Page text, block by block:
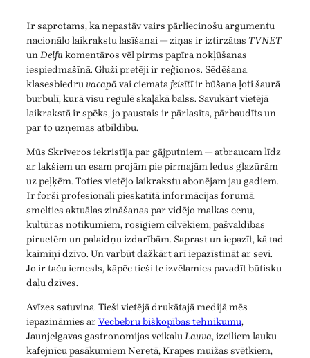
Ir saprotams, ka nepastāv vairs pārliecinošu argumentu
nacionālo laikrakstu lasīšanai — ziņas ir iztirzātas TVNET
unDelfukomentāros vēl pirms papīra nokļūšanas
iespiedmašīnā. Gluži pretēji ir reģionos. Sēdēšana
klasesbiedruvacapāvai ciematafeisītīir būšana ļoti šaurā
burbulī, kurā visu regulē skaļākā balss. Savukārt vietējā
laikrakstā ir spēks, jo paustais ir pārlasīts, pārbaudīts un
par to uzņemas atbildību.
Mūs Skrīveros iekristīja par gājputniem — atbraucam līdz
ar lakšiem un esam projām pie pirmajām ledus glazūrām
uz peļķēm. Toties vietējo laikrakstu abonējam jau gadiem.
Ir forši profesionāli pieskatītā informācijas forumā
smelties aktuālas zināšanas par vidējo malkas cenu,
kultūras notikumiem, rosīgiem cilvēkiem, pašvaldības
piruetēm un palaidņu izdarībām. Saprast un iepazīt, kā tad
kaimiņi dzīvo. Un varbūt dažkārt arī iepazīstināt ar sevi.
Jo ir taču iemesls, kāpēc tieši te izvēlamies pavadīt būtisku
daļu dzīves.
Avīzes satuvina. Tieši vietējā drukātajā medijā mēs
iepazināmies arVecbebru biškopības tehnikumu,
Jaunjelgavas gastronomijas veikaluLauva, izciliem lauku
kafejnīcu pasākumiem Neretā, Krapes muižas svētkiem,